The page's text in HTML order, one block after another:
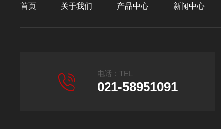
首页 关于我们 产品中心 新闻中心
电话：TEL
021-58951091